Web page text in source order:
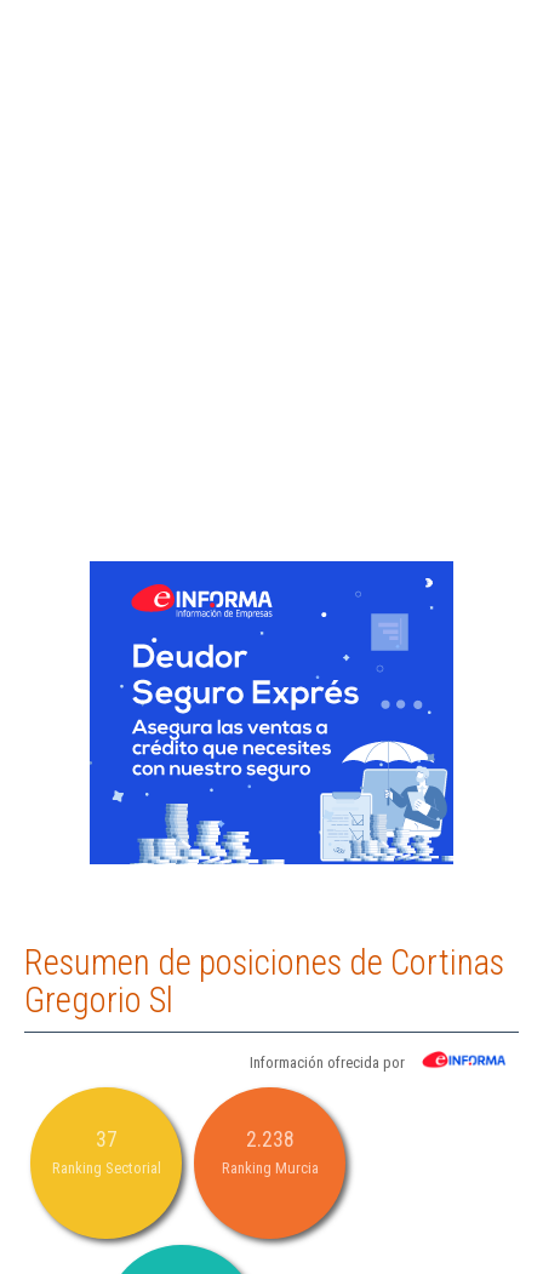
Resumen de posiciones de Cortinas
Gregorio Sl
Información ofrecida por
37
Ranking Sectorial
2.238
Ranking Murcia